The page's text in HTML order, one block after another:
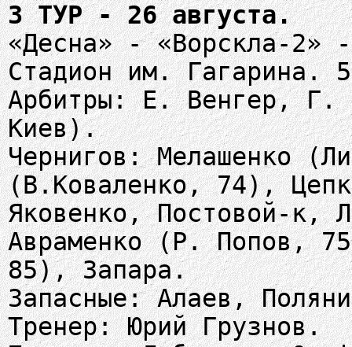
3 ТУР - 26 августа.
«Десна» - «Ворскла-
Стадион им. Гагарина.
Арбитры: Е. Венгер,
Киев).
Чернигов: Мелашенко
(В.Коваленко, 74),
Яковенко, Постовой-к,
Авраменко (Р. Попов,
85), Запара.
Запасные: Алаев,
Тренер: Юрий Грузнов.